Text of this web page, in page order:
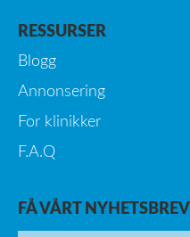
RESSURSER
Blogg
Annonsering
For klinikker
F.A.Q
FÅ VÅRT NYHETSBREV